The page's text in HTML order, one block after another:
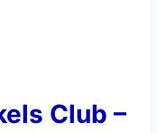
Club –